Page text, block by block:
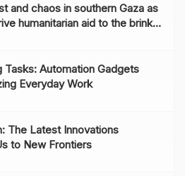
and chaos in southern Gaza as
humanitarian aid to the brink
Tasks: Automation Gadgets
Everyday Work
The Latest Innovations
to New Frontiers